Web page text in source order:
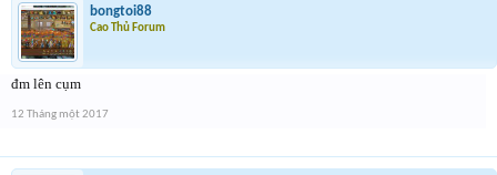
bongtoi88
Cao Thủ Forum
đm lên cụm
12 Tháng một 2017